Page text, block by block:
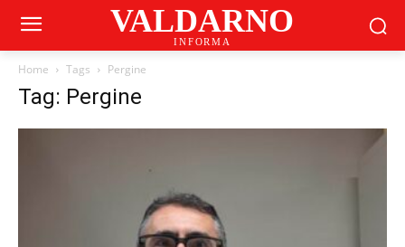
VALDARNO
INFORMA
Home Tags Pergine
Tag: Pergine